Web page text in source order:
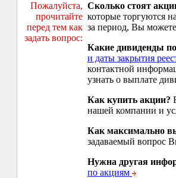
Пожалуйста,
прочитайте
перед тем как
задать вопрос:
Сколько стоят
которые торгуются
за период, Вы
Какие дивиденды
и даты закрытия
контактной
узнать о выплате
Как купить акции?
нашей компании и
Как максимально
задаваемый вопрос
Нужна другая
по акциям